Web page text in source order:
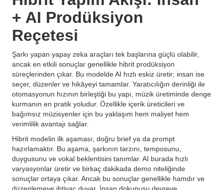
+ AI Prodüksiyon
Reçetesi
Şarkı yapan yapay zeka araçları tek başlarına güçlü olabilir,
ancak en etkili sonuçlar genellikle hibrit prodüksiyon
süreçlerinden çıkar. Bu modelde AI hızlı eskiz üretir; insan ise
seçer, düzenler ve hikâyeyi tamamlar. Yaratıcılığın derinliği ile
otomasyonun hızının birleştiği bu yapı, müzik üretiminde denge
kurmanın en pratik yoludur. Özellikle içerik üreticileri ve
bağımsız müzisyenler için bu yaklaşım hem maliyet hem
verimlilik avantajı sağlar.
Hibrit modelin ilk aşaması, doğru brief ya da prompt
hazırlamaktır. Bu aşama, şarkının tarzını, temposunu,
duygusunu ve vokal beklentisini tanımlar. AI burada hızlı
varyasyonlar üretir ve birkaç dakikada demo niteliğinde
sonuçlar ortaya çıkar. Ancak bu sonuçlar genellikle hamdır ve